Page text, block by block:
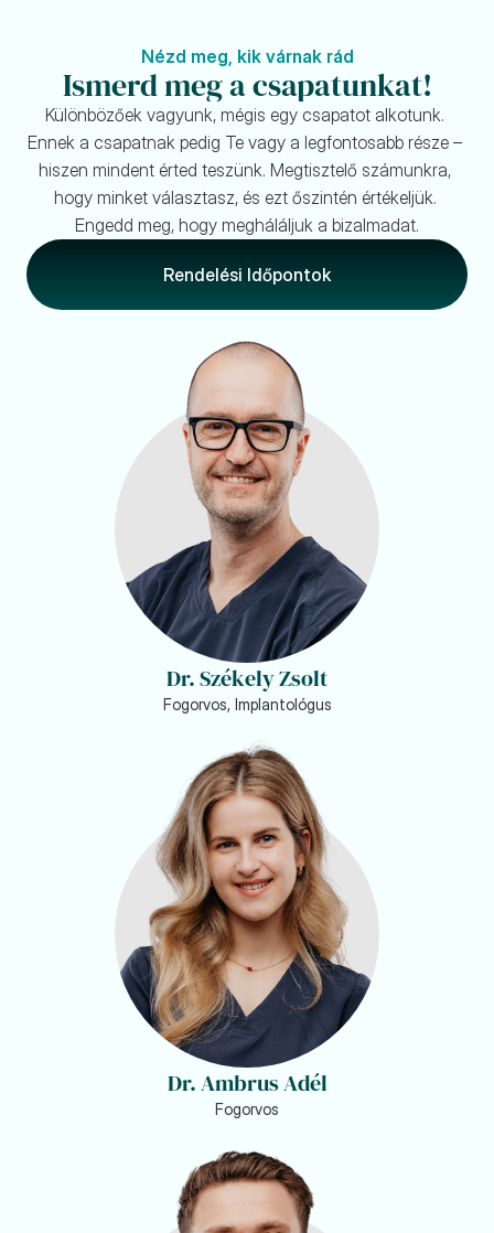
Nézd meg, kik várnak rád
Ismerd meg a csapatunkat!
Különbözőek vagyunk, mégis egy csapatot alkotunk.
Ennek a csapatnak pedig Te vagy a legfontosabb része –
hiszen mindent érted teszünk. Megtisztelő számunkra,
hogy minket választasz, és ezt őszintén értékeljük.
Engedd meg, hogy megháláljuk a bizalmadat.
Rendelési Időpontok
Dr. Székely Zsolt
Fogorvos, Implantológus
Dr. Ambrus Adél
Fogorvos